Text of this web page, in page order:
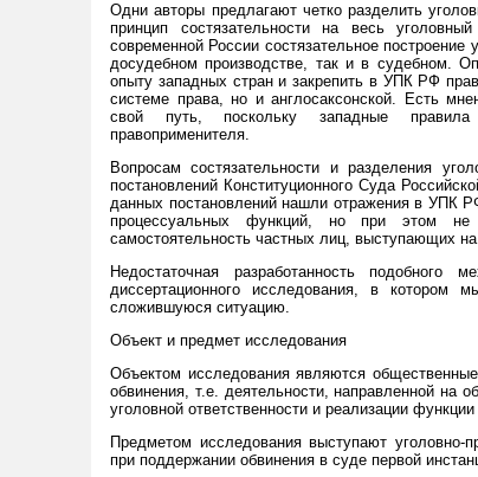
Одни авторы предлагают четко разделить
принцип состязательности на весь
современной России состязательное построение
досудебном производстве, так и в судебном.
опыту западных стран и закрепить в УПК РФ
системе права, но и англосаксонской. Есть
свой путь, поскольку западные
правоприменителя.
Вопросам состязательности и разделения
постановлений Конституционного Суда
данных постановлений нашли отражения в УПК
процессуальных функций, но при этом не
самостоятельность частных лиц, выступающих
Недостаточная разработанность подобного
диссертационного исследования, в котором
сложившуюся ситуацию.
Объект и предмет исследования
Объектом исследования являются
обвинения, т.е. деятельности, направленной на
уголовной ответственности и реализации
Предметом исследования выступают уголовно-
при поддержании обвинения в суде первой